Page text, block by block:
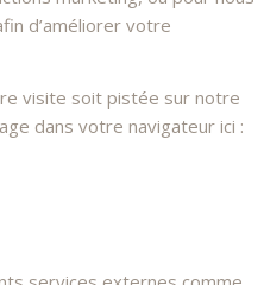
d’améliorer votre
visite soit pistée sur notre
dans votre navigateur ici :